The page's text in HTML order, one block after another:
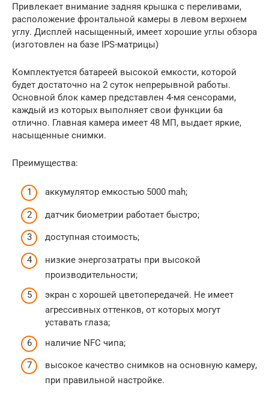
Привлекает внимание задняя крышка с переливами,
расположение фронтальной камеры в левом верхнем
углу. Дисплей насыщенный, имеет хорошие углы обзора
(изготовлен на базе IPS-матрицы)
Комплектуется батареей высокой емкости, которой
будет достаточно на 2 суток непрерывной работы.
Основной блок камер представлен 4-мя сенсорами,
каждый из которых выполняет свои функции 6а
отлично. Главная камера имеет 48 МП, выдает яркие,
насыщенные снимки.
Преимущества:
аккумулятор емкостью 5000 mah;
датчик биометрии работает быстро;
доступная стоимость;
низкие энергозатраты при высокой
производительности;
экран с хорошей цветопередачей. Не имеет
агрессивных оттенков, от которых могут
уставать глаза;
наличие NFC чипа;
высокое качество снимков на основную камеру,
при правильной настройке.